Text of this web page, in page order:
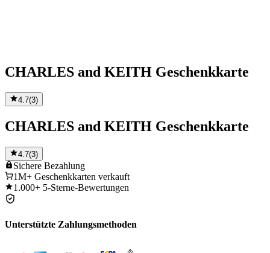
CHARLES and KEITH Geschenkkarte
4.7(3)
CHARLES and KEITH Geschenkkarte
4.7(3)
Sichere Bezahlung
1M+ Geschenkkarten verkauft
1.000+ 5-Sterne-Bewertungen
Unterstützte Zahlungsmethoden